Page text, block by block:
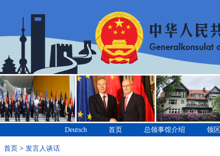
Deutsch 首页 总领事馆介绍 领
首页 > 发言人谈话